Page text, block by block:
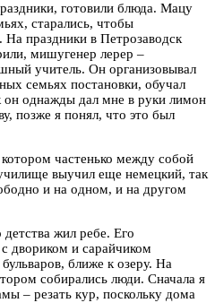
готовили блюда. Мацу
старались, чтобы
На праздники в Петрозаводск
мишугенер лерер –
учитель. Он организовывал
семьях постановки, обучал
однажды дал мне в руки лимон
позже я понял, что это был
частенько между собой
выучил еще немецкий, так
и на одном, и на другом
жил ребе. Его
двориком и сарайчиком
ближе к озеру. На
собирались люди. Сначала я
– резать кур, поскольку дома